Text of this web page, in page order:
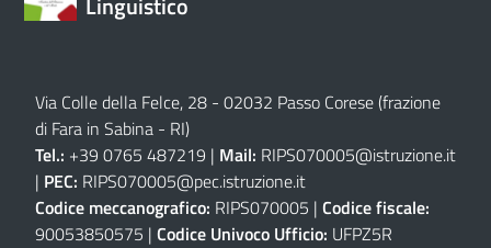
Via Colle della Felce, 28 - 02032 Passo Corese (frazione
di Fara in Sabina - RI)
Tel.: +39 0765 487219 | Mail: RIPS070005@istruzione.it
| PEC: RIPS070005@pec.istruzione.it
Codice meccanografico: RIPS070005 | Codice fiscale:
90053850575 | Codice Univoco Ufficio: UFPZ5R